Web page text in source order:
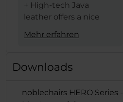
+ High-tech Java
leather offers a nice
+ The same leather
transfer (conduction)
gaming chair.
+ Lumbar support
Mehr erfahren
Downloads
noblechairs HERO Series -